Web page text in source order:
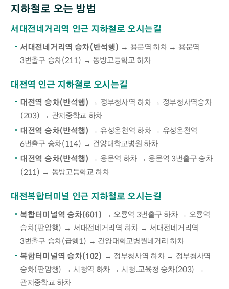
지하철로 오는 방법
서대전네거리역 인근 지하철로 오시는길
서대전네거리역 승차(반석행) → 용문역 하차 → 용문역
3번출구 승차(211) → 동방고등학교 하차
대전역 인근 지하철로 오시는길
대전역 승차(반석행) → 정부청사역 하차 → 정부청사역승차
(203) → 관저중학교 하차
대전역 승차(반석행) → 유성온천역 하차 → 유성온천역
6번출구 승차(114) → 건양대학교병원 하차
대전역 승차(반석행) → 용문역 하차 → 용문역 3번출구 승차
(211) → 동방고등학교 하차
대전복합터미널 인근 지하철로 오시는길
복합터미널역 승차(601) → 오룡역 3번출구 하차 → 오룡역
승차(판암행) → 서대전네거리역 하차 → 서대전네거리역
3번출구 승차(급행1) → 건양대학교병원네거리 하차
복합터미널역 승차(102) → 정부청사역 하차 → 정부청사역
승차(판암행) → 시청역 하차 → 시청.교육청 승차(203) →
관저중학교 하차